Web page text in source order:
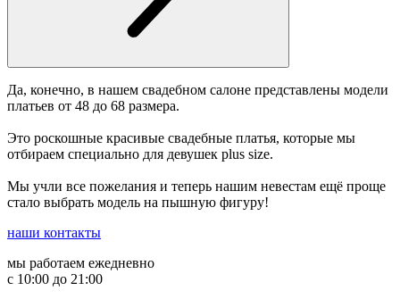
Да, конечно, в нашем свадебном салоне представлены модели
платьев от 48 до 68 размера.
Это роскошные красивые свадебные платья, которые мы
отбираем специально для девушек plus size.
Мы учли все пожелания и теперь нашим невестам ещё проще
стало выбрать модель на пышную фигуру!
наши контакты
мы работаем ежедневно
с 10:00 до 21:00